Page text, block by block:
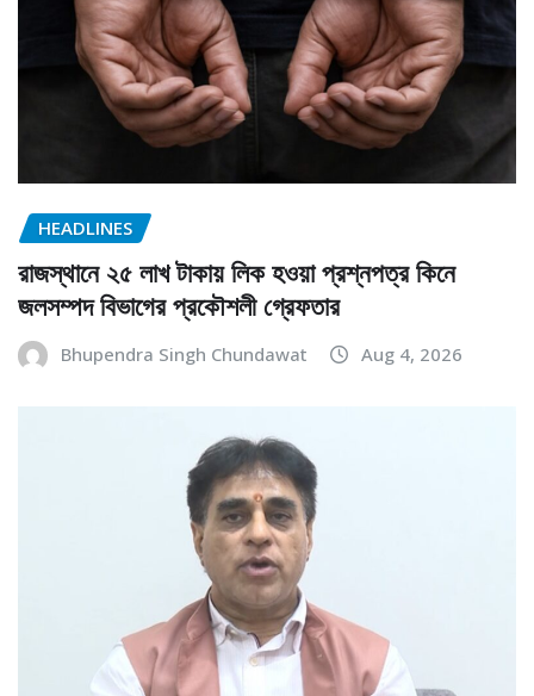
HEADLINES
রাজস্থানে ২৫ লাখ টাকায় লিক হওয়া প্রশ্নপত্র কিনে
জলসম্পদ বিভাগের প্রকৌশলী গ্রেফতার
Bhupendra Singh Chundawat Aug 4, 2026